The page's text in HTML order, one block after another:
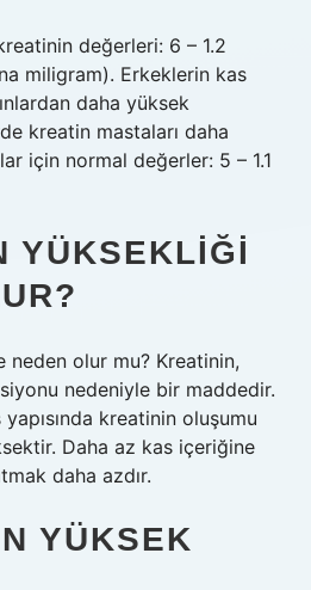
değerleri: 6 – 1.2
miligram). Erkeklerin kas
daha yüksek
kreatin mastaları daha
için normal değerler: 5 – 1.1
YÜKSEKLIĞI
neden olur mu? Kreatinin,
nedeniyle bir maddedir.
kreatinin oluşumu
Daha az kas içeriğine
daha azdır.
YÜKSEK